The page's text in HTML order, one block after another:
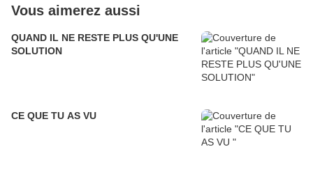
Vous aimerez aussi
QUAND IL NE RESTE PLUS QU'UNE
SOLUTION
CE QUE TU AS VU